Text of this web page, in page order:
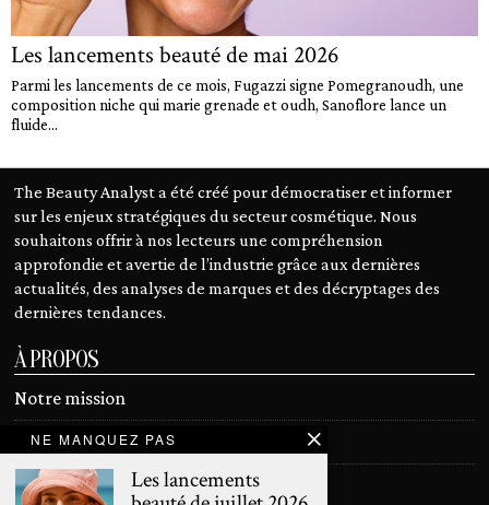
Les lancements beauté de mai 2026
Parmi les lancements de ce mois, Fugazzi signe Pomegranoudh, une
composition niche qui marie grenade et oudh, Sanoflore lance un
fluide...
The Beauty Analyst a été créé pour démocratiser et informer
sur les enjeux stratégiques du secteur cosmétique. Nous
souhaitons offrir à nos lecteurs une compréhension
approfondie et avertie de l’industrie grâce aux dernières
actualités, des analyses de marques et des décryptages des
dernières tendances.
À PROPOS
Notre mission
Devenir contributeur
Contact
NE MANQUEZ PAS
Les lancements